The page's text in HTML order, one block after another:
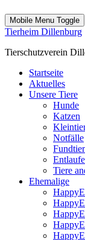
Mobile Menu Toggle
Tierheim Dillenburg
Tierschutzverein
Startseite
Aktuelles
Unsere Tiere
Hunde
Katzen
Notfälle
Tiere
Ehemalige